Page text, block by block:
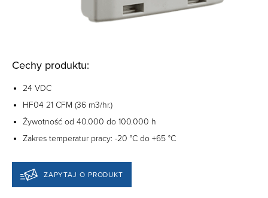
Cechy produktu:
24 VDC
HF04 21 CFM (36 m3/hr.)
Żywotność od 40.000 do 100.000 h
Zakres temperatur pracy: -20 °C do +65 °C
ZAPYTAJ O PRODUKT